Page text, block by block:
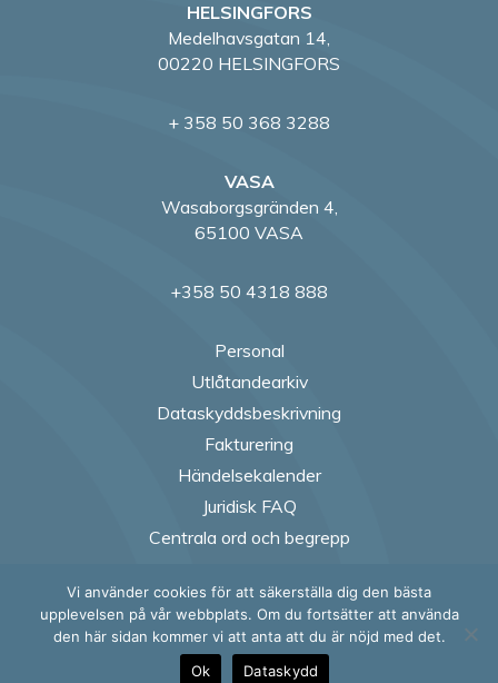
HELSINGFORS
Medelhavsgatan 14,
00220 HELSINGFORS
+ 358 50 368 3288
VASA
Wasaborgsgränden 4,
65100 VASA
+358 50 4318 888
Personal
Utlåtandearkiv
Dataskyddsbeskrivning
Fakturering
Händelsekalender
Juridisk FAQ
Centrala ord och begrepp
Follow us on
Follow us on
Follow
Vi använder cookies för att säkerställa dig den bästa
upplevelsen på vår webbplats. Om du fortsätter att använda
den här sidan kommer vi att anta att du är nöjd med det.
Ok
Dataskydd